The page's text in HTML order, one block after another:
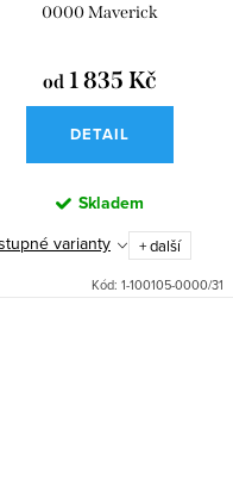
0000 Maverick
od 1 835 Kč
DETAIL
Skladem
varianty
+ další
Kód: 1-100105-0000/31